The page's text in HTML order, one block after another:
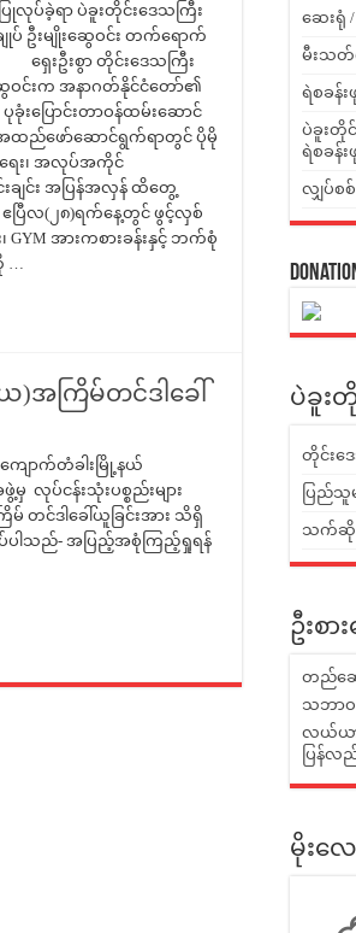
ြုလုပ်ခဲ့ရာ ပဲခူးတိုင်းဒေသကြီး
ျုပ် ဦးမျိုးဆွေဝင်း တက်ရောက်
ေးဦးစွာ တိုင်းဒေသကြီး
ေဝင်းက အနာဂတ်နိုင်ငံတော်၏
ခုံးပြောင်းတာဝန်ထမ်းဆောင်
ည်ဖော်ဆောင်ရွက်ရာတွင် ပိုမို
ေး၊ အလုပ်အကိုင်
ျင်း အပြန်အလှန် ထိတွေ့
ပြီလ(၂၈)ရက်နေ့တွင် ဖွင့်လှစ်
GYM အားကစားခန်းနှင့် ဘက်စုံ
…
အကြိမ်တင်ဒါခေါ်
ျောက်တံခါးမြို့နယ်
လုပ်ငန်းသုံးပစ္စည်းများ
င်ဒါခေါ်ယူခြင်းအား သိရှိ
ပါသည်- အပြည့်အစုံကြည့်ရှုရန်
ဆေးရုံ
မီးသတ်စ
ရဲစခန်း
ပဲခူးတို
ရဲစခန်း
လျှပ်စ
ပဲခူး
တိုင်းဒ
ပြည်သူမ
သက်ဆိုင်ရ
ဦးစာ
တည်ဆေ
သဘာဝ
လယ်ယာမ
ပြန်လ
မိုးလ